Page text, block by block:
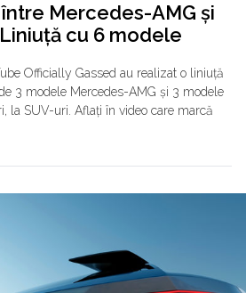
Mercedes-AMG și
cu 6 modele
Officially Gassed au realizat o liniuță
3 modele Mercedes-AMG și 3 modele
la SUV-uri. Aflați în video care marcă